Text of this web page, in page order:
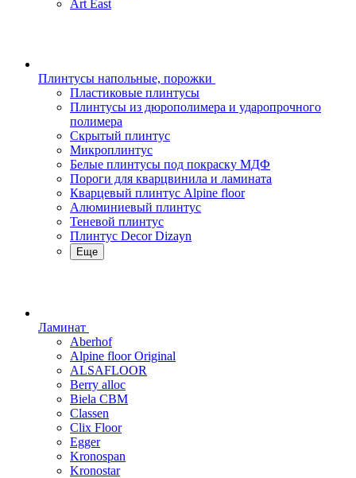
Art East
Плинтусы напольные, порожки
Пластиковые плинтусы
Плинтусы из дюрополимера и ударопрочного
полимера
Скрытый плинтус
Микроплинтус
Белые плинтусы под покраску МДФ
Пороги для кварцвинила и ламината
Кварцевый плинтус Alpine floor
Алюминиевый плинтус
Теневой плинтус
Плинтус Decor Dizayn
Еще
Ламинат
Aberhof
Alpine floor Original
ALSAFLOOR
Berry alloc
Biela CBM
Classen
Clix Floor
Egger
Kronospan
Kronostar